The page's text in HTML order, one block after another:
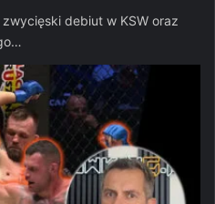
zwycięski debiut w KSW oraz